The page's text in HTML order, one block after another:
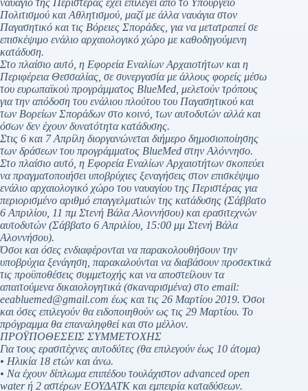
ναυάγιο της Περιστέρας έχει επιλεγεί από το Υπουργείο
Πολιτισμού και Αθλητισμού, μαζί με άλλα ναυάγια στον
Παγασητικό και τις Βόρειες Σποράδες, για να μετατραπεί σε
επισκέψιμο ενάλιο αρχαιολογικό χώρο με καθοδηγούμενη
κατάδυση.
Στο πλαίσιο αυτό, η Εφορεία Εναλίων Αρχαιοτήτων και η
Περιφέρεια Θεσσαλίας, σε συνεργασία με άλλους φορείς μέσω
του ευρωπαϊκού προγράμματος BlueMed, μελετούν τρόπους
για την απόδοση του ενάλιου πλούτου του Παγασητικού και
των Βορείων Σποράδων στο κοινό, των αυτοδυτών αλλά και
όσων δεν έχουν δυνατότητα κατάδυσης.
Στις 6 και 7 Απρίλη διοργανώνεται διήμερο δημοσιοποίησης
των δράσεων του προγράμματος BlueMed στην Αλόννησο.
Στο πλαίσιο αυτό, η Εφορεία Εναλίων Αρχαιοτήτων σκοπεύει
να πραγματοποιήσει υποβρύχιες ξεναγήσεις στον επισκέψιμο
ενάλιο αρχαιολογικό χώρο του ναυαγίου της Περιστέρας για
περιορισμένο αριθμό επαγγελματιών της κατάδυσης (Σάββατο
6 Απριλίου, 11 πμ Στενή Βάλα Αλοννήσου) και ερασιτεχνών
αυτοδυτών (Σάββατο 6 Απριλίου, 15:00 μμ Στενή Βάλα
Αλοννήσου).
Όσοι και όσες ενδιαφέρονται να παρακολουθήσουν την
υποβρύχια ξενάγηση, παρακαλούνται να διαβάσουν προσεκτικά
τις προϋποθέσεις συμμετοχής και να αποστείλουν τα
απαιτούμενα δικαιολογητικά (σκαναρισμένα) στο email:
eeabluemed@gmail.com έως και τις 26 Μαρτίου 2019. Όσοι
και όσες επιλεγούν θα ειδοποιηθούν ως τις 29 Μαρτίου. Το
πρόγραμμα θα επαναληφθεί και στο μέλλον.
ΠΡΟΫΠΟΘΕΣΕΙΣ ΣΥΜΜΕΤΟΧΗΣ
Για τους ερασιτέχνες αυτοδύτες (θα επιλεγούν έως 10 άτομα)
• Ηλικία 18 ετών και άνω.
• Να έχουν δίπλωμα επιπέδου τουλάχιστον advanced open
water ή 2 αστέρων ΕΟΥΔΑΤΚ και εμπειρία καταδύσεων.